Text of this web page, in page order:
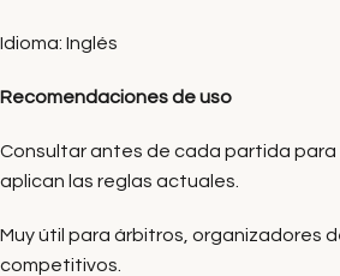
Idioma: Inglés
Recomendaciones de uso
Consultar antes de cada partida para
aplican las reglas actuales.
Muy útil para árbitros, organizadores
competitivos.